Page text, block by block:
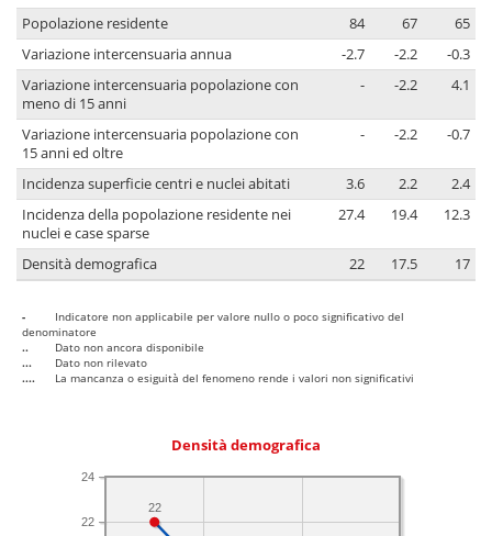
Popolazione residente 84 67
65
Variazione intercensuaria annua
-2.7 -2.2
-0.3
Variazione intercensuaria popolazione con
meno di 15 anni
- -2.2 4.1
Variazione intercensuaria popolazione con
15 anni ed oltre
- -2.2 -0.7
Incidenza superficie centri e nuclei abitati 3.6 2.2
2.4
Incidenza della popolazione residente nei
nuclei e case sparse
27.4 19.4 12.3
Densità demografica 22 17.5 17
-
Indicatore non applicabile per valore nullo o poco significativo del
denominatore
..
Dato non ancora disponibile
...
Dato non rilevato
....
La mancanza o esiguità del fenomeno rende i valori non significativi
Densità demografica
22
24
22